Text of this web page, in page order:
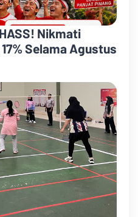
Nikmati
Selama Agustus